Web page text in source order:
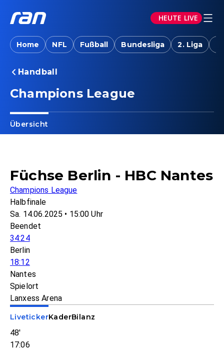
HEUTE LIVE
Home NFL Fußball Bundesliga 2. Liga
Handball
Champions League
Übersicht
Füchse Berlin - HBC Nantes
Champions League
Halbfinale
Sa. 14.06.2025 • 15:00 Uhr
Beendet
34:24
Berlin
18:12
Nantes
Spielort
Lanxess Arena
LivetickerKaderBilanz
48'
17:06